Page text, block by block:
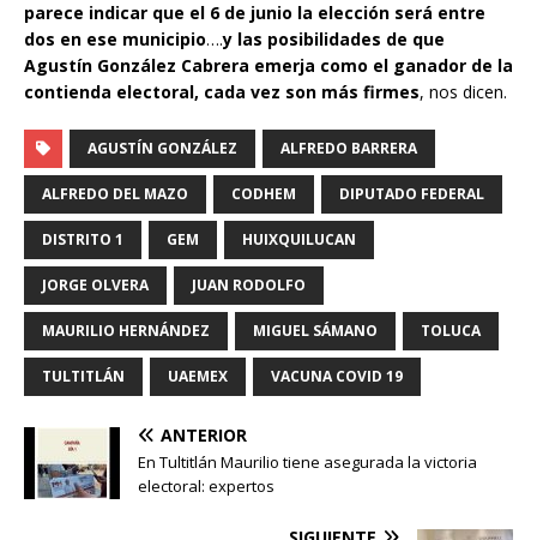
parece indicar que el 6 de junio la elección será entre
dos en ese municipio….y las posibilidades de que
Agustín González Cabrera emerja como el ganador de la
contienda electoral, cada vez son más firmes, nos dicen.
AGUSTÍN GONZÁLEZ ALFREDO BARRERA
ALFREDO DEL MAZO CODHEM DIPUTADO FEDERAL
DISTRITO 1 GEM HUIXQUILUCAN
JORGE OLVERA JUAN RODOLFO
MAURILIO HERNÁNDEZ MIGUEL SÁMANO TOLUCA
TULTITLÁN UAEMEX VACUNA COVID 19
ANTERIOR
En Tultitlán Maurilio tiene asegurada la victoria
electoral: expertos